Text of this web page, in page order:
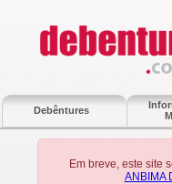
Debêntures
Em breve, este site
ANBIMA